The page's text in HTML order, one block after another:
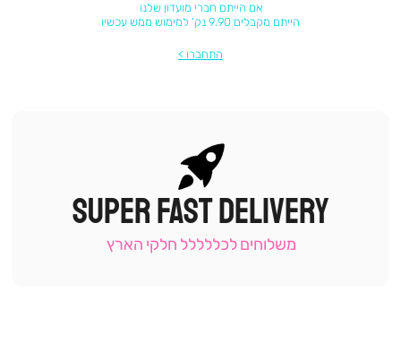
אם הייתם חברי מועדון שלנו
הייתם מקבלים 9.90 נק' למימוש ממש עכשיו
התחברו
|
תומכי
-
SUPER FAST DELIVERY
משלוחים לכללללל חלקי הארץ